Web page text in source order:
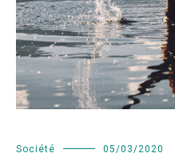
Société 05/03/2020